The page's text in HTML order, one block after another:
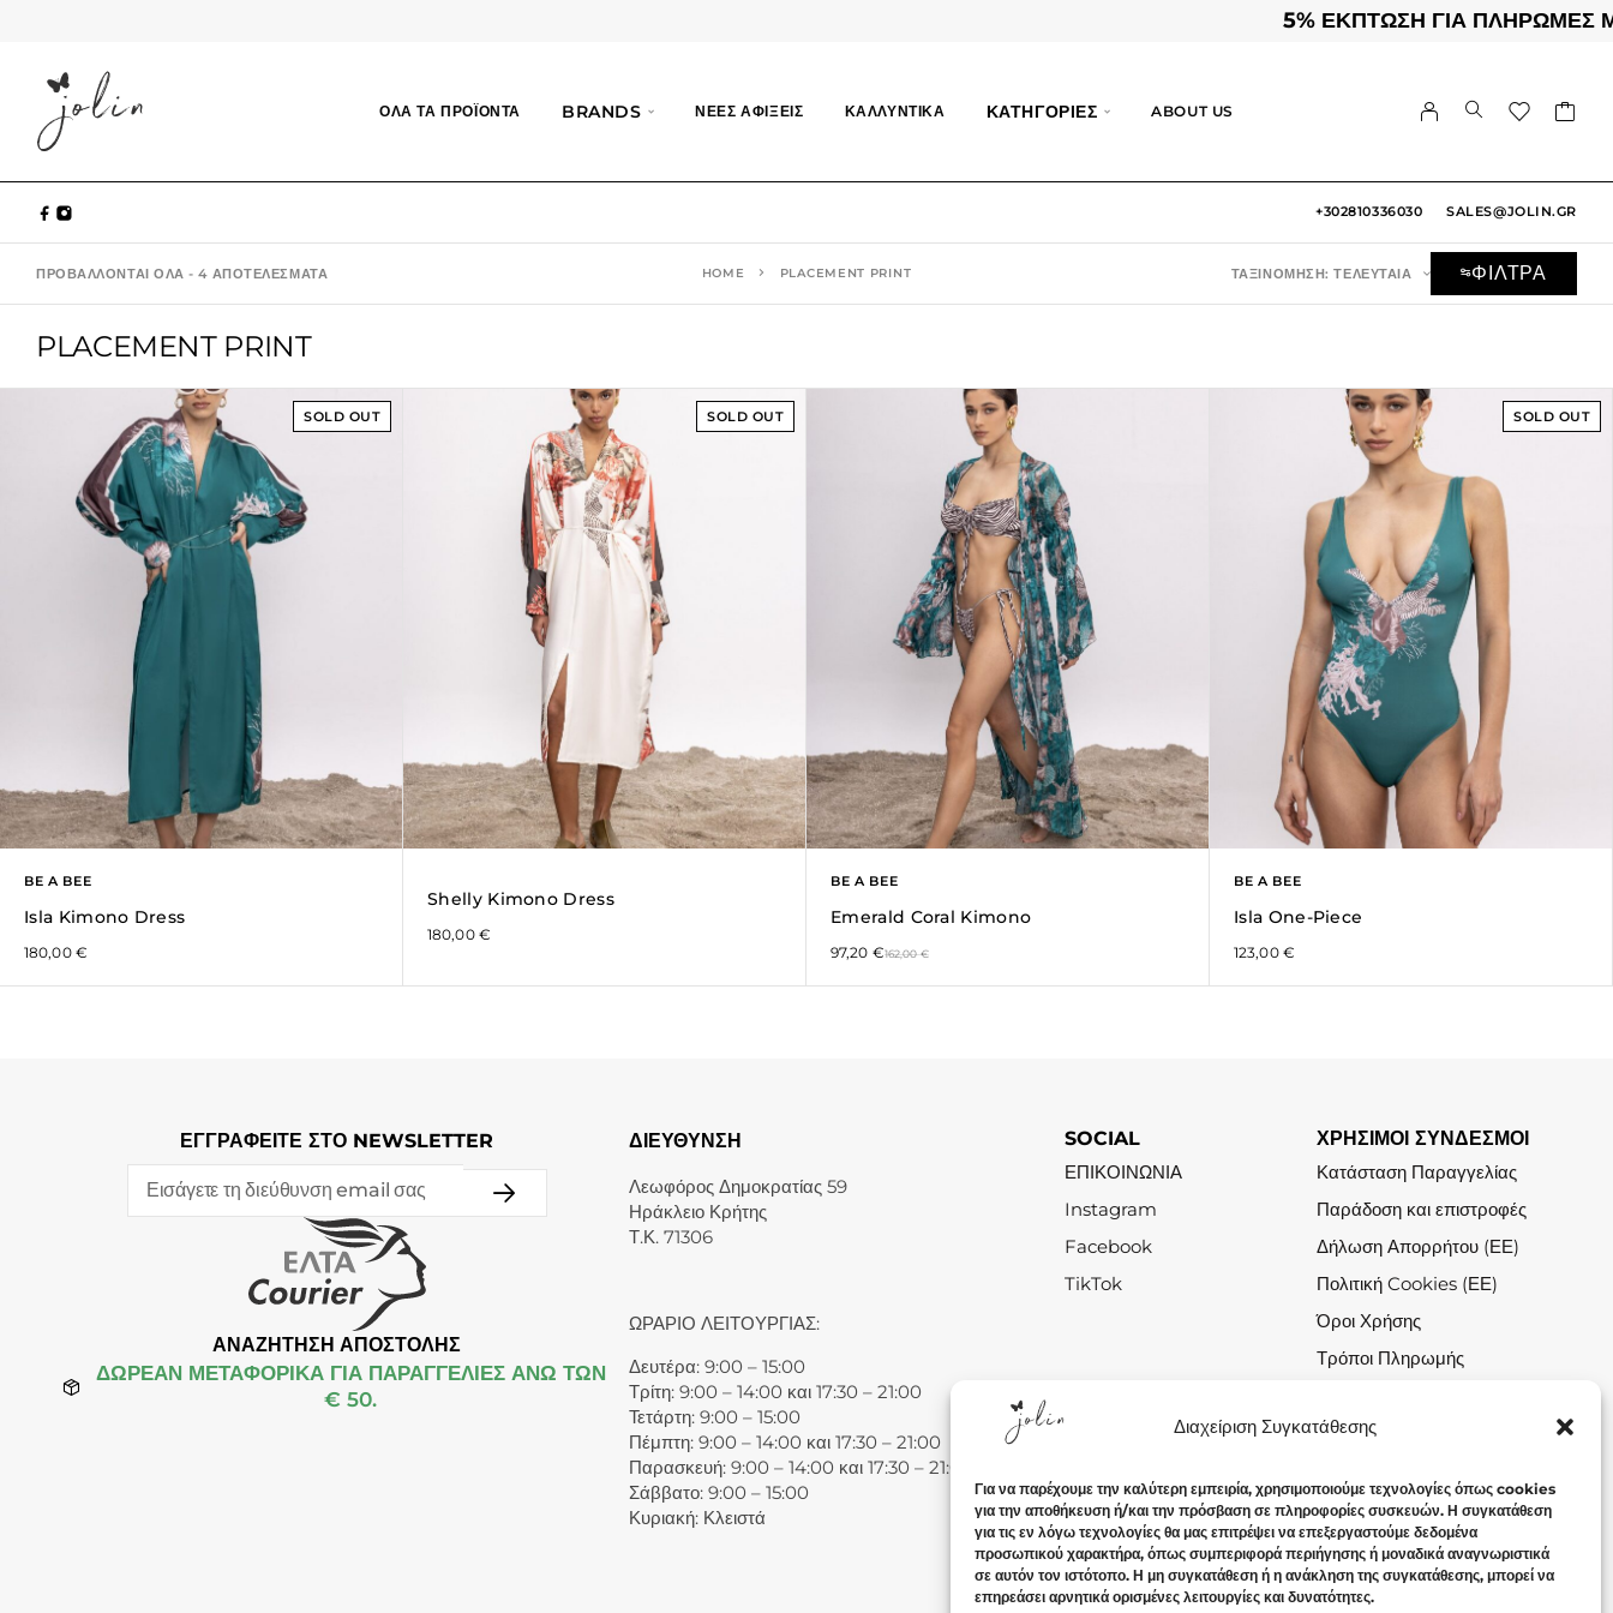
Διαχείριση Συγκατάθεσης
Για να παρέχουμε την καλύτερη εμπειρία, χρησιμοποιούμε τεχνολογίες όπως cookies
για την αποθήκευση ή/και την πρόσβαση σε πληροφορίες συσκευών. Η συγκατάθεση
για τις εν λόγω τεχνολογίες θα μας επιτρέψει να επεξεργαστούμε δεδομένα
προσωπικού χαρακτήρα, όπως συμπεριφορά περιήγησης ή μοναδικά αναγνωριστικά
σε αυτόν τον ιστότοπο. Η μη συγκατάθεση ή η ανάκληση της συγκατάθεσης, μπορεί να
επηρεάσει αρνητικά ορισμένες λειτουργίες και δυνατότητες.
5% ΕΚΠΤΩΣΗ ΓΙΑ ΠΛΗΡΩΜΕΣ
ΟΛΑ ΤΑ ΠΡΟΪΟΝΤΑ BRANDS ΝΕΕΣ ΑΦΙΞΕΙΣ ΚΑΛΛΥΝΤΙΚΑ ΚΑΤΗΓΟΡΙΕΣ ABOUT US
+302810336030 SALES@JOLIN.GR
ΠΡΟΒΆΛΛΟΝΤΑΙ ΌΛΑ - 4 ΑΠΟΤΕΛΈΣΜΑΤΑ HOME PLACEMENT PRINT ΤΑΞΙΝΌΜΗΣΗ: ΤΕΛΕΥΤΑΊΑ ΦΙΛΤΡΑ
PLACEMENT PRINT
SOLD OUT
BE A BEE
Isla Kimono Dress
180,00 €
SOLD OUT
Shelly Kimono Dress
180,00 €
BE A BEE
Emerald Coral Kimono
162,00€
97,20 €
SOLD OUT
BE A BEE
Isla One-Piece
123,00 €
ΕΓΓΡΑΦΕΙΤΕ ΣΤΟ NEWSLETTER
ΑΝΑΖΗΤΗΣΗ ΑΠΟΣΤΟΛΗΣ
ΔΩΡΕΆΝ ΜΕΤΑΦΟΡΙΚΑ ΓΙΑ ΠΑΡΑΓΓΕΛΙΕΣ ΑΝΩ ΤΩΝ
€ 50.
ΔΙΕΥΘΥΝΣΗ
Λεωφόρος Δημοκρατίας 59
Ηράκλειο Κρήτης
Τ.Κ. 71306
ΩΡΑΡΙΟ ΛΕΙΤΟΥΡΓΙΑΣ:
Δευτέρα: 9:00 – 15:00
Τρίτη: 9:00 – 14:00 και 17:30 – 21:00
Τετάρτη: 9:00 – 15:00
Πέμπτη: 9:00 – 14:00 και 17:30 – 21:00
Παρασκευή: 9:00 – 14:00 και 17:30 – 21:00
Σάββατο: 9:00 – 15:00
Κυριακή: Κλειστά
SOCIAL
ΕΠΙΚΟΙΝΩΝΙΑ
Instagram
Facebook
TikTok
ΧΡΗΣΙΜΟΙ ΣΥΝΔΕΣΜΟΙ
Κατάσταση Παραγγελίας
Παράδοση και επιστροφές
Δήλωση Απορρήτου (ΕΕ)
Πολιτική Cookies (ΕΕ)
Όροι Χρήσης
Τρόποι Πληρωμής